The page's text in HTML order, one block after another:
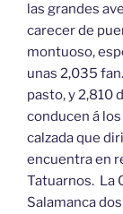
las grandes
carecer de
montuoso,
unas 2,035
pasto, y 2,810
conducen á
calzada que
encuentra en
Tatuarnos. La
Salamanca